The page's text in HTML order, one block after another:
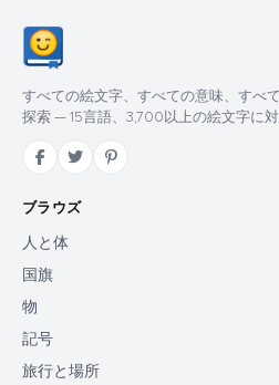
すべての絵文字、すべての意味、すべ
探索 — 15言語、3,700以上の絵文字に対
ブラウズ
人と体
国旗
物
記号
旅行と場所